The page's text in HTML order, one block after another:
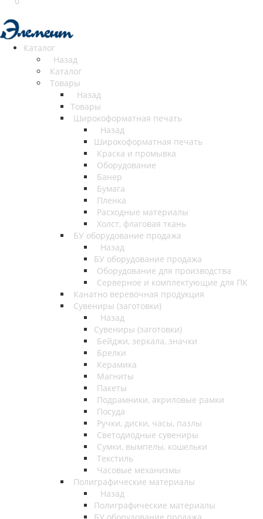
Каталог
Назад
Каталог
Товары
Назад
Товары
Широкоформатная печать
Назад
Широкоформатная печать
Краска и промывка
Оборудование
Банер
Бумага
Пленка
Расходные материалы
Холст, флаговая ткань
БУ оборудование продажа
Назад
БУ оборудование продажа
Оборудование для производства
Серверное и комплектующие для ПК
Канатно веревочная продукция
Сувениры (заготовки)
Назад
Сувениры (заготовки)
Бейджи, зеркала, значки
Брелки
Керамика
Магниты
Пакеты
Подрамники, акриловые рамки
Посуда
Ручки, диски, часы, пазлы
Светодиодные сувениры
Сумки, вымпелы, кошельки
Текстиль
Часовые механизмы
Полиграфические материалы
Назад
Полиграфические материалы